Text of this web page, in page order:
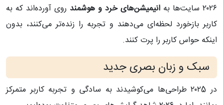
۲۰۲۶ سایت‌ها به
انیمیشن‌های خرد و هوشمند روی آورده‌اند که به
کاربر بازخورد لحظه‌ای می‌دهند و تجربه را زنده‌تر می‌کنند، بدون
اینکه حواس کاربر را پرت کنند.
سبک و زبان بصری جدید
در ۲۰۲5 طراحی‌ها می‌کوشیدند به سادگی و تجربه کاربر متمرکز